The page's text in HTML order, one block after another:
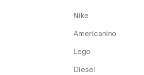
Nike
Americanino
Lego
Diesel